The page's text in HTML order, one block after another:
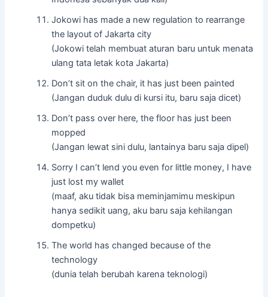
Jokowi has made a new regulation to rearrange
the layout of Jakarta city
(Jokowi telah membuat aturan baru untuk menata
ulang tata letak kota Jakarta)
Don’t sit on the chair, it has just been painted
(Jangan duduk dulu di kursi itu, baru saja dicet)
Don’t pass over here, the floor has just been
mopped
(Jangan lewat sini dulu, lantainya baru saja dipel)
Sorry I can’t lend you even for little money, I have
just lost my wallet
(maaf, aku tidak bisa meminjamimu meskipun
hanya sedikit uang, aku baru saja kehilangan
dompetku)
The world has changed because of the
technology
(dunia telah berubah karena teknologi)